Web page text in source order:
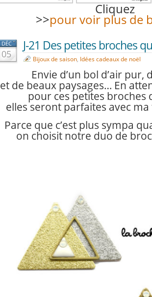
Cliquez
>>pour voir plus de
DÉC
05
J-21 Des petites broches
Bijoux de saison, Idées cadeaux de noël
Envie d’un bol d’air pur,
et de beaux paysages… En
pour ces petites broches
elles seront parfaites avec
Parce que c’est plus sympa
on choisit notre duo de